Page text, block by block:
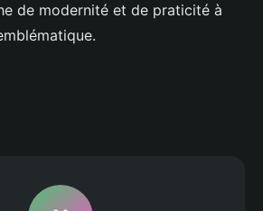
de modernité et de praticité à